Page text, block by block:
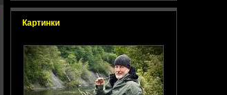
Картинки